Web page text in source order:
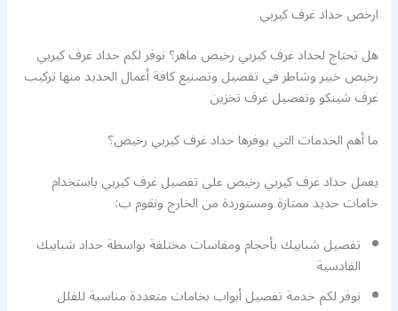
ارخص حداد غرف كيربي
هل تحتاج لحداد غرف كيربي رخيص ماهر؟ نوفر لكم حداد غرف كيربي
رخيص خبير وشاطر في تفصيل وتصنيع كافة أعمال الحديد منها تركيب
غرف شينكو وتفصيل غرف تخزين
ما أهم الخدمات التي يوفرها حداد غرف كيربي رخيص؟
يعمل حداد غرف كيربي رخيص على تفصيل غرف كيربي باستخدام
خامات حديد ممتازة ومستوردة من الخارج ونقوم ب:
تفصيل شبابيك بأحجام ومقاسات مختلفة بواسطة حداد شبابيك
القادسية
نوفر لكم خدمة تفصيل أبواب بخامات متعددة مناسبة للفلل